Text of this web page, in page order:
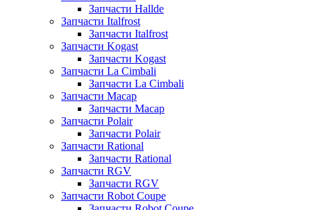
Запчасти Hallde
Запчасти Italfrost
Запчасти Italfrost
Запчасти Kogast
Запчасти Kogast
Запчасти La Cimbali
Запчасти La Cimbali
Запчасти Macap
Запчасти Macap
Запчасти Polair
Запчасти Polair
Запчасти Rational
Запчасти Rational
Запчасти RGV
Запчасти RGV
Запчасти Robot Coupe